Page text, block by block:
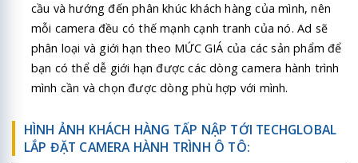
cầu và hướng đến phân khúc khách hàng của mình, nên
mỗi camera đều có thế mạnh cạnh tranh của nó. Ad sẽ
phân loại và giới hạn theo MỨC GIÁ của các sản phẩm để
bạn có thể dễ giới hạn được các dòng camera hành trình
mình cần và chọn được dòng phù hợp với mình.
HÌNH ẢNH KHÁCH HÀNG TẤP NẬP TỚI TECHGLOBAL
LẮP ĐẶT CAMERA HÀNH TRÌNH Ô TÔ: